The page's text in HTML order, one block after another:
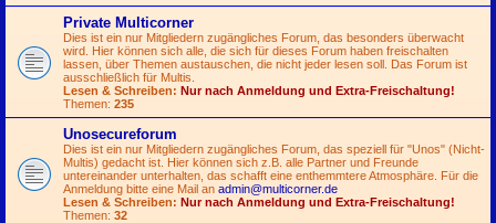
Private Multicorner
Dies ist ein nur Mitgliedern zugängliches Forum, das besonders überwacht
wird. Hier können sich alle, die sich für dieses Forum haben freischalten
lassen, über Themen austauschen, die nicht jeder lesen soll. Das Forum ist
ausschließlich für Multis.
Lesen & Schreiben: Nur nach Anmeldung und Extra-Freischaltung!
Themen: 235
Unosecureforum
Dies ist ein nur Mitgliedern zugängliches Forum, das speziell für "Unos" (Nicht-
Multis) gedacht ist. Hier können sich z.B. alle Partner und Freunde
untereinander unterhalten, das schafft eine enthemmtere Atmosphäre. Für die
Anmeldung bitte eine Mail an admin@multicorner.de
Lesen & Schreiben: Nur nach Anmeldung und Extra-Freischaltung!
Themen: 32